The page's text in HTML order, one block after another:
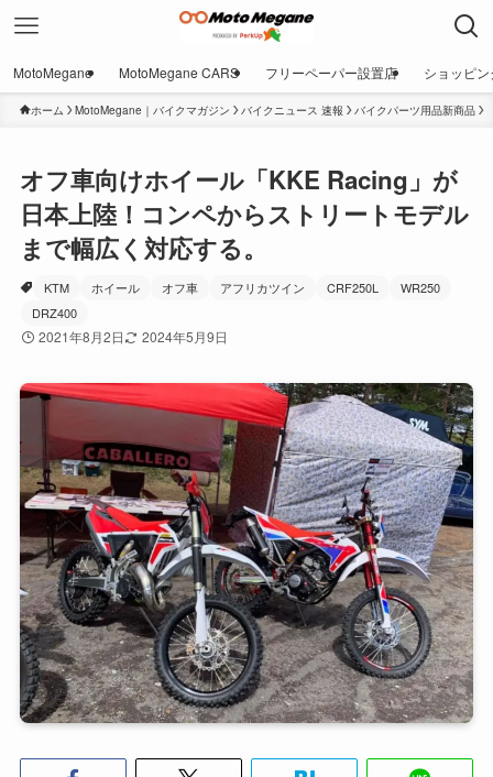
MotoMegane MotoMegane CARS フリーペーパー設置店 ショッピン
ホーム MotoMegane｜バイクマガジン バイクニュース 速報 バイクパーツ用品新商品
オフ車向けホイール「KKE Racing」が
日本上陸！コンペからストリートモデル
まで幅広く対応する。
KTM ホイール オフ車 アフリカツイン CRF250L
WR250
DRZ400
2021年8月2日 2024年5月9日